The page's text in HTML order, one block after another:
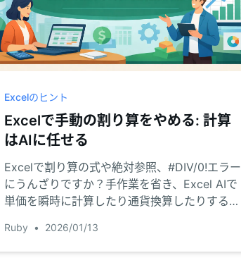
Excelのヒント
Excelで手動の割り算をやめる: 計算
はAIに任せる
Excelで割り算の式や絶対参照、#DIV/0!エラー
にうんざりですか？手作業を省き、Excel AIで
単価を瞬時に計算したり通貨換算したりする方
Ruby • 2026/01/13